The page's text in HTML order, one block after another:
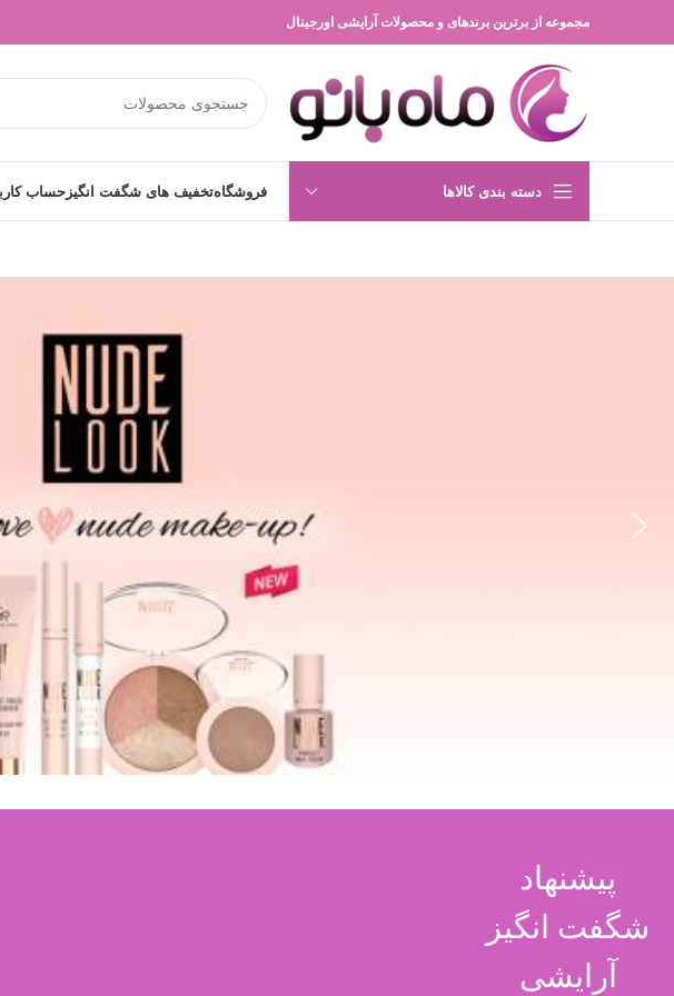
مجموعه از برترین برندهای و محصولات آرایشی اورجینال
دسته بندی کالاها فروشگاهتخفیف های شگفت انگیز حساب
پیشنهاد
شگفت انگیز
آرایشی